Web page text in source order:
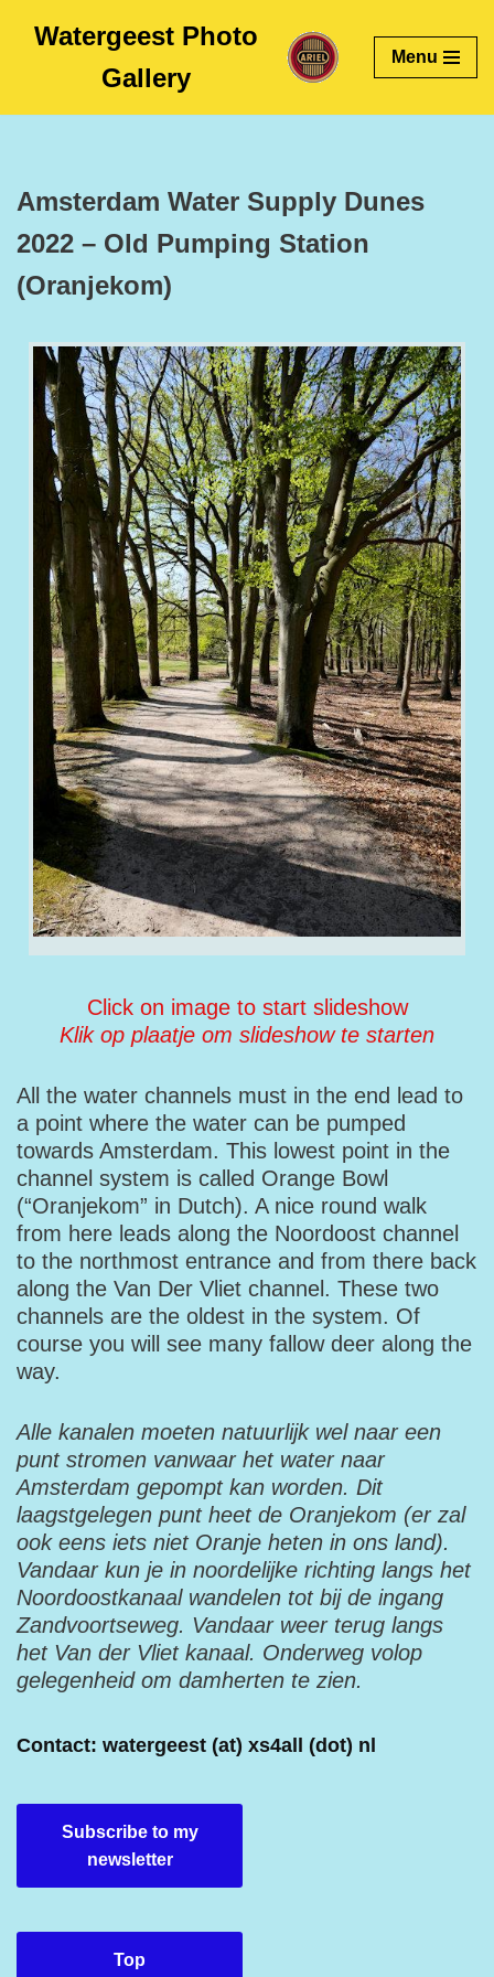
content
Watergeest Photo
Gallery
Menu
Amsterdam Water Supply Dunes
2022 – Old Pumping Station
(Oranjekom)
Click on image to start slideshow
Klik op plaatje om slideshow te starten
All the water channels must in the end lead to
a point where the water can be pumped
towards Amsterdam. This lowest point in the
channel system is called Orange Bowl
(“Oranjekom” in Dutch). A nice round walk
from here leads along the Noordoost channel
to the northmost entrance and from there back
along the Van Der Vliet channel. These two
channels are the oldest in the system. Of
course you will see many fallow deer along the
way.
Alle kanalen moeten natuurlijk wel naar een
punt stromen vanwaar het water naar
Amsterdam gepompt kan worden. Dit
laagstgelegen punt heet de Oranjekom (er zal
ook eens iets niet Oranje heten in ons land).
Vandaar kun je in noordelijke richting langs het
Noordoostkanaal wandelen tot bij de ingang
Zandvoortseweg. Vandaar weer terug langs
het Van der Vliet kanaal. Onderweg volop
gelegenheid om damherten te zien.
Contact: watergeest (at) xs4all (dot) nl
Subscribe to my
newsletter
Top